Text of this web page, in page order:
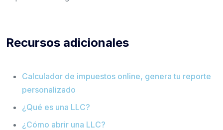
Recursos adicionales
Calculador de impuestos online, genera tu reporte
personalizado
¿Qué es una LLC?
¿Cómo abrir una LLC?